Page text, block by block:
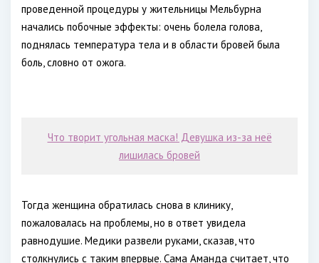
проведенной процедуры у жительницы Мельбурна
начались побочные эффекты: очень болела голова,
поднялась температура тела и в области бровей была
боль, словно от ожога.
Что творит угольная маска! Девушка из-за неё
лишилась бровей
Тогда женщина обратилась снова в клинику,
пожаловалась на проблемы, но в ответ увидела
равнодушие. Медики развели руками, сказав, что
столкнулись с таким впервые. Сама Аманда считает, что